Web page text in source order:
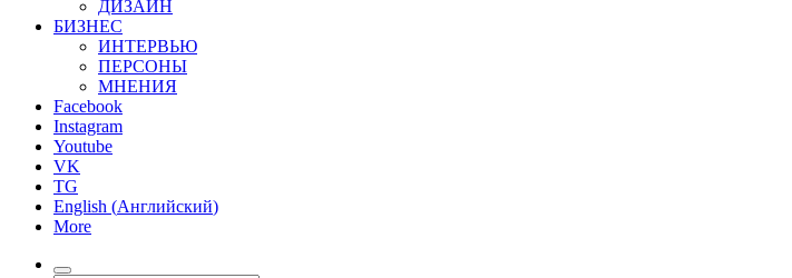
ДИЗАЙН
БИЗНЕС
ИНТЕРВЬЮ
ПЕРСОНЫ
МНЕНИЯ
Facebook
Instagram
Youtube
VK
TG
English (Английский)
More